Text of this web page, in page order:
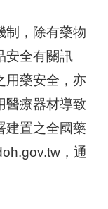
制，除有藥物
安全有關訊
用藥安全，亦
醫療器材導致
建置之全國藥
，通